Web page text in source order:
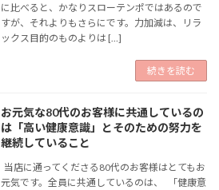
に比べると、かなりスローテンポではあるので
すが、それよりもさらにです。力加減は、リラ
ックス目的のものよりは […]
続きを読む
お元気な80代のお客様に共通しているの
は「高い健康意識」とそのための努力を
継続していること
当店に通ってくださる80代のお客様はとてもお
元気です。全員に共通しているのは、 「健康意